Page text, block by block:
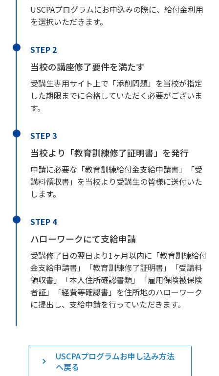
USCPAプログラムにお申込みの際に、給付金利用
を選択いただきます。
STEP 2
当校の講座修了要件を満たす
受講生専用サイト上で「添削問題」を当校が指定
した期限までに合格していただく必要がございま
す。
STEP 3
当校より「教育訓練修了証明書」を発行
申請に必要な「教育訓練給付金支給申請書」「受
講料領収書」を当校より受講生の皆様に送付いた
します。
STEP 4
ハローワークにて支給申請
受講修了日の翌日より1ヶ月以内に「教育訓練給付
金支給申請書」「教育訓練修了証明書」「受講料
領収書」「本人住所確認書類」「雇用保険被保険
者証」「経費等確認書」を住所地のハローワーク
に提出し、支給申請を行っていただきます。
USCPAプログラムお申し込み方法
へ戻る